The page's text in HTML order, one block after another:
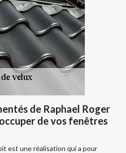
de Raphael Roger
de vos fenêtres
est une réalisation qui a pour